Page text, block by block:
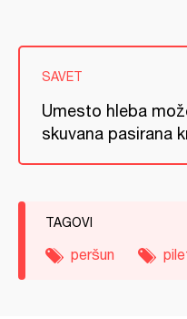
SAVET
Umesto hleba
skuvana pasirana
TAGOVI
peršun